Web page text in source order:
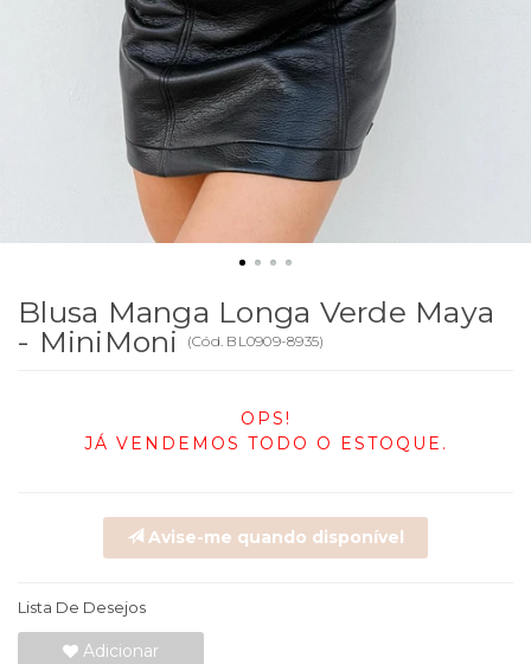
Blusa Manga Longa Verde Maya
- MiniMoni
(Cód. BL0909-8935)
OPS!
JÁ VENDEMOS TODO O ESTOQUE.
Avise-me quando disponível
Lista De Desejos
Adicionar